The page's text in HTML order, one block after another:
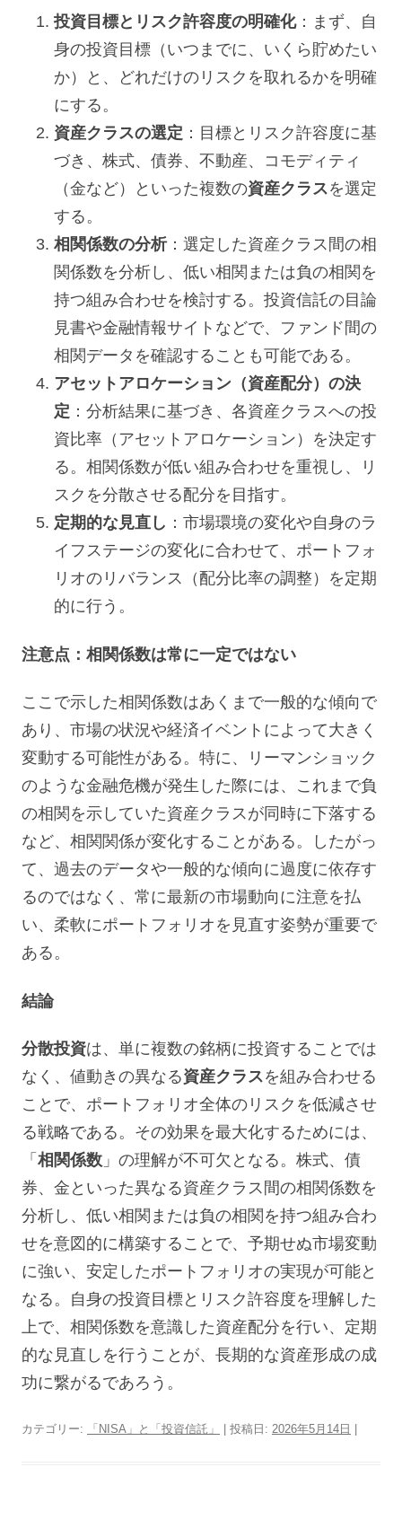
投資目標とリスク許容度の明確化：まず、自
身の投資目標（いつまでに、いくら貯めたい
か）と、どれだけのリスクを取れるかを明確
にする。
資産クラスの選定 ：目標とリスク許容度に基
づき、株式、債券、不動産、コモディティ
（金など）といった複数の資産クラスを選定
する。
相関係数の分析：選定した資産クラス間の相
関係数を分析し、低い相関または負の相関を
持つ組み合わせを検討する。投資信託の目論
見書や金融情報サイトなどで、ファンド間の
相関データを確認することも可能である。
アセットアロケーション（資産配分）の決
定 ：分析結果に基づき、各資産クラスへの投
資比率（アセットアロケーション）を決定す
る。相関係数が低い組み合わせを重視し、リ
スクを分散させる配分を目指す。
定期的な見直し ：市場環境の変化や自身のラ
イフステージの変化に合わせて、ポートフォ
リオのリバランス（配分比率の調整）を定期
的に行う。
注意点：相関係数は常に一定ではない
ここで示した相関係数はあくまで一般的な傾向で
あり、市場の状況や経済イベントによって大きく
変動する可能性がある。特に、リーマンショック
のような金融危機が発生した際には、これまで負
の相関を示していた資産クラスが同時に下落する
など、相関関係が変化することがある。したがっ
て、過去のデータや一般的な傾向に過度に依存す
るのではなく、常に最新の市場動向に注意を払
い、柔軟にポートフォリオを見直す姿勢が重要で
ある。
結論
分散投資は、単に複数の銘柄に投資することでは
なく、値動きの異なる資産クラスを組み合わせる
ことで、ポートフォリオ全体のリスクを低減させ
る戦略である。その効果を最大化するためには、
「 相関係数 」の理解が不可欠となる。株式、債
券、金といった異なる資産クラス間の相関係数を
分析し、低い相関または負の相関を持つ組み合わ
せを意図的に構築することで、予期せぬ市場変動
に強い、安定したポートフォリオの実現が可能と
なる。自身の投資目標とリスク許容度を理解した
上で、相関係数を意識した資産配分を行い、定期
的な見直しを行うことが、長期的な資産形成の成
功に繋がるであろう。
カテゴリー: 「NISA」と「投資信託」 | 投稿日: 2026年5月14日 |